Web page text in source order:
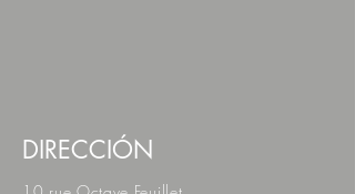
DIRECCIÓN